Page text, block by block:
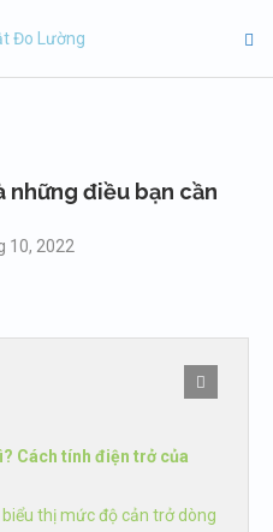
những điều bạn cần
10, 2022
Cách tính điện trở của
thị mức độ cản trở dòng